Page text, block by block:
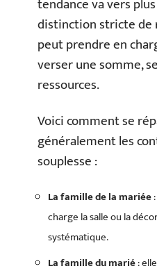
tendance va vers
distinction stricte de
peut prendre en
verser une somme,
ressources.
Voici comment se
généralement les
souplesse :
La famille de la mariée
charge la salle ou la
systématique.
La famille du marié: